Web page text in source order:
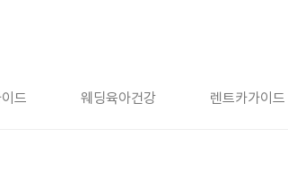
드 웨딩육아건강 렌트카가이드